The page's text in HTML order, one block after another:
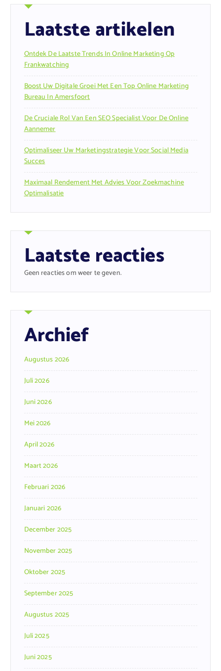
Laatste artikelen
Ontdek De Laatste Trends In Online Marketing Op
Frankwatching
Boost Uw Digitale Groei Met Een Top Online Marketing
Bureau In Amersfoort
De Cruciale Rol Van Een SEO Specialist Voor De Online
Aannemer
Optimaliseer Uw Marketingstrategie Voor Social Media
Succes
Maximaal Rendement Met Advies Voor Zoekmachine
Optimalisatie
Laatste reacties
Geen reacties om weer te geven.
Archief
Augustus 2026
Juli 2026
Juni 2026
Mei 2026
April 2026
Maart 2026
Februari 2026
Januari 2026
December 2025
November 2025
Oktober 2025
September 2025
Augustus 2025
Juli 2025
Juni 2025